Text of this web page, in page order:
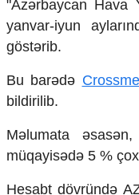
Multimedia
Foto
Video
İnfoqrafika
Podcast
Elm və təhsil
Mədəniyyət
Diaspor
"Azərbaycan Hava
yanvar-iyun
göstərib.
Bu barədə
bildirilib.
Məlumata
müqayisədə 5 %
Hesabt dövründə